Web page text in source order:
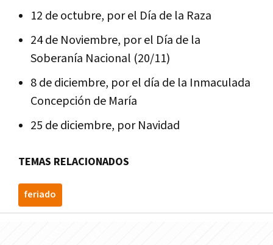
12 de octubre, por el Día de la Raza
24 de Noviembre, por el Día de la
Soberanía Nacional (20/11)
8 de diciembre, por el día de la Inmaculada
Concepción de María
25 de diciembre, por Navidad
TEMAS RELACIONADOS
feriado